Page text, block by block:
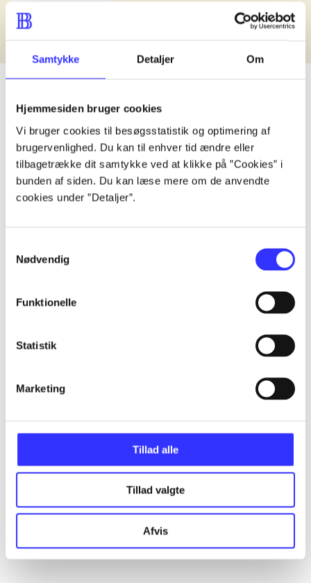
Samtykke Detaljer Om
Hjemmesiden bruger cookies
Vi bruger cookies til besøgsstatistik og optimering af
brugervenlighed. Du kan til enhver tid ændre eller
tilbagetrække dit samtykke ved at klikke på ”Cookies” i
bunden af siden. Du kan læse mere om de anvendte
cookies under ”Detaljer”.
Nødvendig
Funktionelle
Statistik
Marketing
Tillad alle
Tillad valgte
Afvis
lorem ipsum dolor sit amet ...
Udgivet i undefined. Værkerne er grupperet efter ældste registrerede
Udgivet i undefined
Værkerne er grupperet efter ældste registrerede
Udgivet i undefined. Værkerne er grupperet efter ældste registrerede